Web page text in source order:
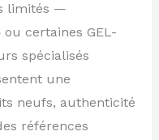
limités —
ou certaines GEL-
spécialisés
une
neufs, authenticité
références